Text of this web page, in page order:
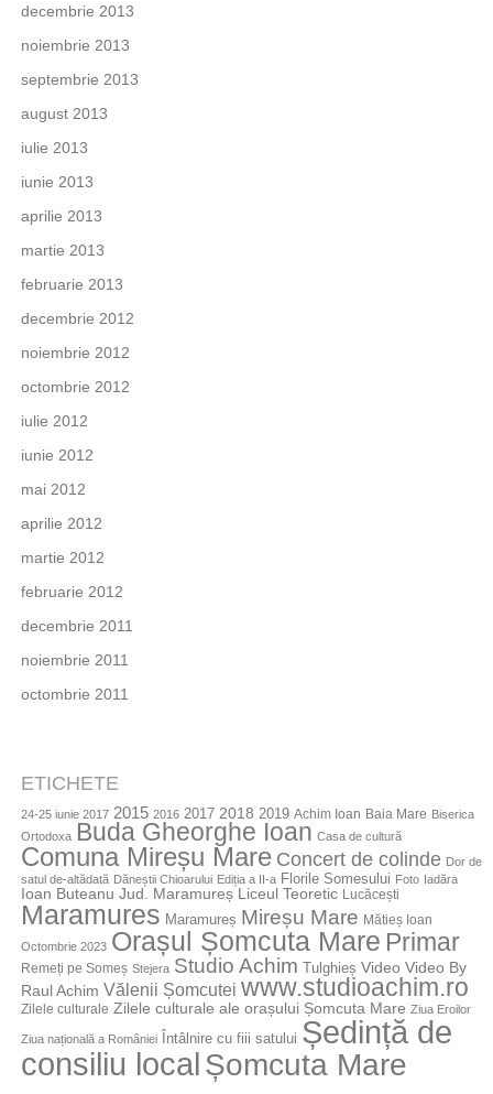
decembrie 2013
noiembrie 2013
septembrie 2013
august 2013
iulie 2013
iunie 2013
aprilie 2013
martie 2013
februarie 2013
decembrie 2012
noiembrie 2012
octombrie 2012
iulie 2012
iunie 2012
mai 2012
aprilie 2012
martie 2012
februarie 2012
decembrie 2011
noiembrie 2011
octombrie 2011
ETICHETE
24-25 iunie 2017 2015 2016 2017 2018 2019 Achim Ioan Baia Mare Biserica
Ortodoxa Buda Gheorghe Ioan Casa de cultură
Comuna Mireșu Mare Concert de colinde Dor de
satul de-altădată Dăneștii Chioarului Ediția a II-a Florile Somesului Foto Iadăra
Ioan Buteanu Jud. Maramureș Liceul Teoretic Lucăcești
Maramures Maramureș Mireșu Mare Mătieș Ioan
Octombrie 2023 Orașul Șomcuta Mare Primar
Remeți pe Someș Stejera Studio Achim Tulghieș Video Video By
Raul Achim Vălenii Șomcutei www.studioachim.ro
Zilele culturale Zilele culturale ale orașului Șomcuta Mare Ziua Eroilor
Ziua națională a României Întâlnire cu fiii satului Ședință de
consiliu localȘomcuta Mare